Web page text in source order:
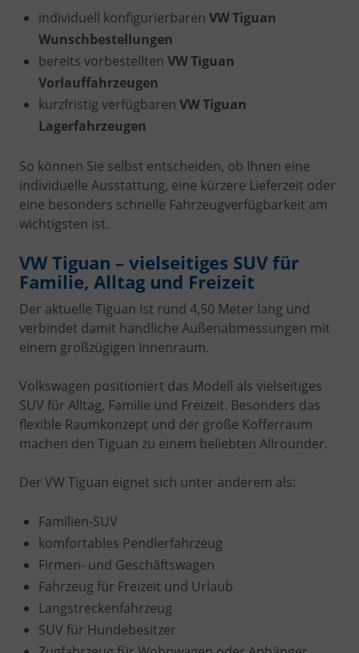
individuell konfigurierbaren VW Tiguan
Wunschbestellungen
bereits vorbestellten VW Tiguan
Vorlauffahrzeugen
kurzfristig verfügbaren VW Tiguan
Lagerfahrzeugen
So können Sie selbst entscheiden, ob Ihnen eine
individuelle Ausstattung, eine kürzere Lieferzeit oder
eine besonders schnelle Fahrzeugverfügbarkeit am
wichtigsten ist.
VW Tiguan – vielseitiges SUV für
Familie, Alltag und Freizeit
Der aktuelle Tiguan ist rund 4,50 Meter lang und
verbindet damit handliche Außenabmessungen mit
einem großzügigen Innenraum.
Volkswagen positioniert das Modell als vielseitiges
SUV für Alltag, Familie und Freizeit. Besonders das
flexible Raumkonzept und der große Kofferraum
machen den Tiguan zu einem beliebten Allrounder.
Der VW Tiguan eignet sich unter anderem als:
Familien-SUV
komfortables Pendlerfahrzeug
Firmen- und Geschäftswagen
Fahrzeug für Freizeit und Urlaub
Langstreckenfahrzeug
SUV für Hundebesitzer